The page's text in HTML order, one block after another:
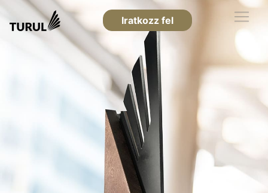
Iratkozz fel